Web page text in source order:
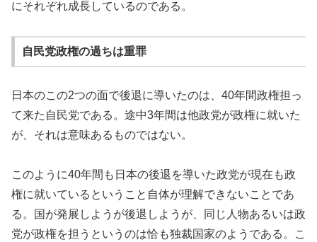
にそれぞれ成長しているのである。
自民党政権の過ちは重罪
日本のこの2つの面で後退に導いたのは、40年間政権担っ
て来た自民党である。途中3年間は他政党が政権に就いた
が、それは意味あるものではない。
このように40年間も日本の後退を導いた政党が現在も政
権に就いているということ自体が理解できないことであ
る。国が発展しようが後退しようが、同じ人物あるいは政
党が政権を担うというのは恰も独裁国家のようである。こ